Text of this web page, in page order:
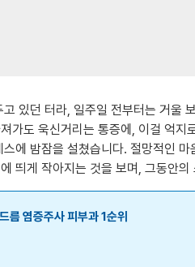
있던 터라, 일주일 전부터는 거울
가도 욱신거리는 통증에, 이걸 억
에 밤잠을 설쳤습니다. 절망적인
띄게 작아지는 것을 보며, 그동안
름 염증주사 피부과 1순위